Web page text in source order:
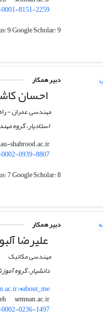
8151-2259
9, Google Scholar: 9
دبیر همکار
احسان
مهندسی عمران -
استادیار، گروه
e.kashi
shahrood.ac.ir
0939-8807
7, Google Scholar: 8
دبیر همکار
علیرضا
مهندسی مکانیک
دانشیار، گروه
#about_me
ar.albooyeh
semnan.ac.ir
0236-1497